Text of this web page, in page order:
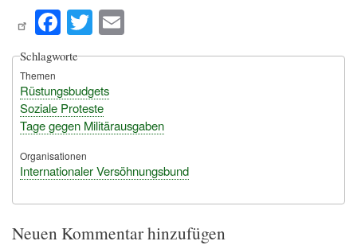
Fa
ce
bo
ok
T
wi
r
Schlagworte
Themen
Rüstungsbudgets
Soziale Proteste
Tage gegen Militärausgaben
Organisationen
Internationaler Versöhnungsbund
Neuen Kommentar hinzufügen